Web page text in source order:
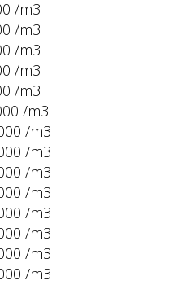
/m3
/m3
/m3
/m3
/m3
/m3
/m3
/m3
/m3
/m3
/m3
/m3
/m3
/m3